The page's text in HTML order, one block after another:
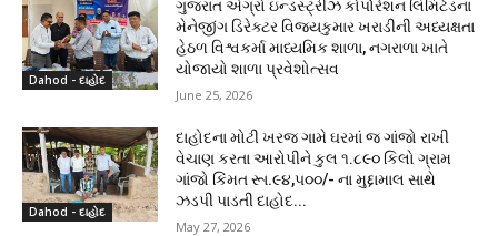
Dahod - દાહોદ
ગુજરાત એગ્રો ઇન્ડસ્ટ્રીઝ કોર્પોરેશન લિમિટેડના
મેનેજીંગ ડિરેક્ટર વિજયકુમાર ખરાડીની અધ્યક્ષતા
હેઠળ વિશ્વકર્મા માધ્યમિક શાળા, નગરાળા ખાતે
યોજાયો શાળા પ્રવેશોત્સવ
June 25, 2026
Dahod - દાહોદ
દાહોદના મોટી ખરજ ગામે ઘરમાં જ ગાંજો રાખી
વેચાણ કરતા આરોપીને કુલ ૧.૮૯૦ કિલો ગ્રામ
ગાંજો કિંમત રૂા.૯૪,૫૦૦/- ના મુદ્દામાલ સાથે
ઝડપી પાડતી દાહોદ...
May 27, 2026